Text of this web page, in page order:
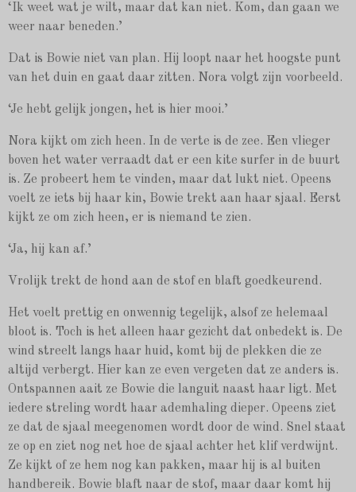
‘Ik weet wat je wilt, maar dat kan niet. Kom, dan gaan we
weer naar beneden.’
Dat is Bowie niet van plan. Hij loopt naar het hoogste punt
van het duin en gaat daar zitten. Nora volgt zijn voorbeeld.
‘Je hebt gelijk jongen, het is hier mooi.’
Nora kijkt om zich heen. In de verte is de zee. Een vlieger
boven het water verraadt dat er een kite surfer in de buurt
is. Ze probeert hem te vinden, maar dat lukt niet. Opeens
voelt ze iets bij haar kin, Bowie trekt aan haar sjaal. Eerst
kijkt ze om zich heen, er is niemand te zien.
‘Ja, hij kan af.’
Vrolijk trekt de hond aan de stof en blaft goedkeurend.
Het voelt prettig en onwennig tegelijk, alsof ze helemaal
bloot is. Toch is het alleen haar gezicht dat onbedekt is. De
wind streelt langs haar huid, komt bij de plekken die ze
altijd verbergt. Hier kan ze even vergeten dat ze anders is.
Ontspannen aait ze Bowie die languit naast haar ligt. Met
iedere streling wordt haar ademhaling dieper. Opeens ziet
ze dat de sjaal meegenomen wordt door de wind. Snel staat
ze op en ziet nog net hoe de sjaal achter het klif verdwijnt.
Ze kijkt of ze hem nog kan pakken, maar hij is al buiten
handbereik. Bowie blaft naar de stof, maar daar komt hij